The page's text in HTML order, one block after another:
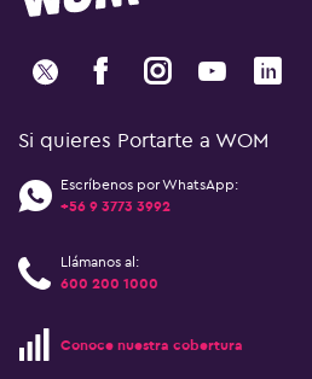
Si quieres Portarte a WOM
Escríbenos por WhatsApp:
+56 9 3773 3992
Llámanos al:
600 200 1000
Conoce nuestra cobertura